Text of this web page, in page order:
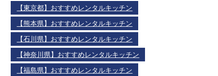
【東京都】おすすめレンタルキッチン
【熊本県】おすすめレンタルキッチン
【石川県】おすすめレンタルキッチン
【神奈川県】おすすめレンタルキッチン
【福島県】おすすめレンタルキッチン